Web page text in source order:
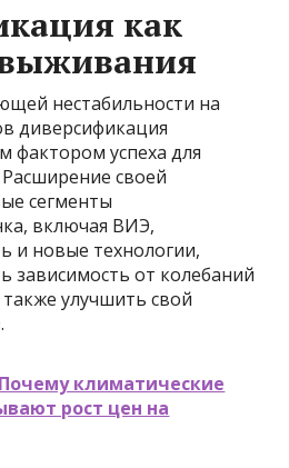
как
нестабильности на
диверсификация
фактором успеха для
своей
сегменты
включая ВИЭ,
и новые технологии,
зависимость от колебаний
улучшить свой
Почему климатические
рост цен на